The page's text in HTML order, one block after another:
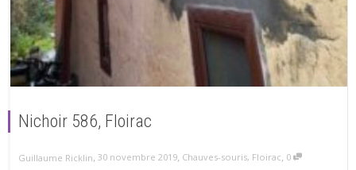
Nichoir 586, Floirac
Guillaume Ricklin, 30 novembre 2019, Chauves-souris, Floirac, 0